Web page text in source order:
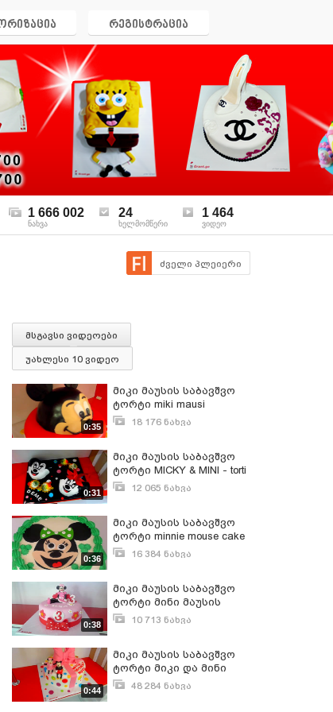
რეგისტრაცია
1 666 002
ნახვა
24
ხელმომწერი
1 464
ვიდეო
ძველი პლეიერი
მსგავსი ვიდეოები
უახლესი 10 ვიდეო
0:35
მიკი მაუსის საბავშვო
ტორტი miki mausi
18 176 ნახვა
0:31
მიკი მაუსის საბავშვო
ტორტი MICKY & MINI - torti
12 065 ნახვა
0:36
მიკი მაუსის საბავშვო
ტორტი minnie mouse cake
- მინი მაუსის ტორტი
16 384 ნახვა
0:38
მიკი მაუსის საბავშვო
ტორტი მინი მაუსის
ტორტი10 713 ნახვა
0:44
მიკი მაუსის საბავშვო
ტორტი მიკი და მინი
48 284 ნახვა